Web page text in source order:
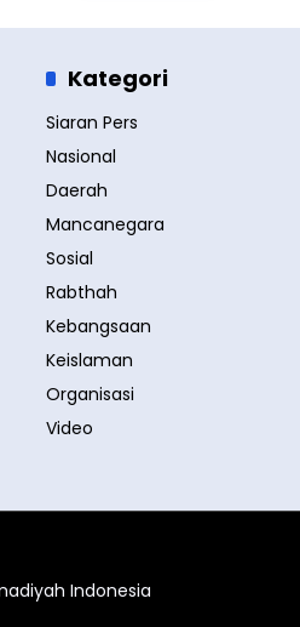
Kategori
Siaran Pers
Nasional
Daerah
Mancanegara
Sosial
Rabthah
Kebangsaan
Keislaman
Organisasi
Video
Indonesia